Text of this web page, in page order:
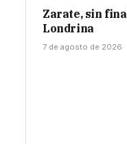
Zarate, sin
Londrina
7 de agosto de 2026